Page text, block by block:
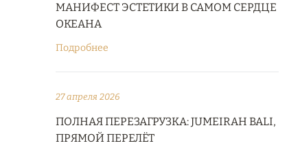
МАНИФЕСТ ЭСТЕТИКИ В САМОМ СЕРДЦЕ
ОКЕАНА
Подробнее
27 апреля 2026
ПОЛНАЯ ПЕРЕЗАГРУЗКА: JUMEIRAH BALI,
ПРЯМОЙ ПЕРЕЛЁТ